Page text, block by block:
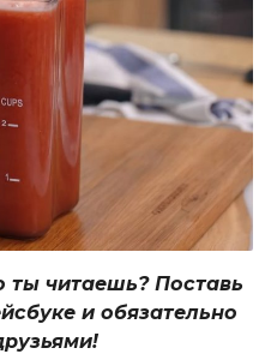
ты читаешь? Поставь
и обязательно